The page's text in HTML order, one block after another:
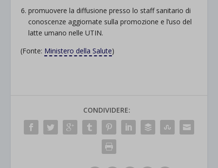
promuovere la diffusione presso lo staff sanitario di
conoscenze aggiornate sulla promozione e l’uso del
latte umano nelle UTIN.
(Fonte: Ministero della Salute)
CONDIVIDERE: